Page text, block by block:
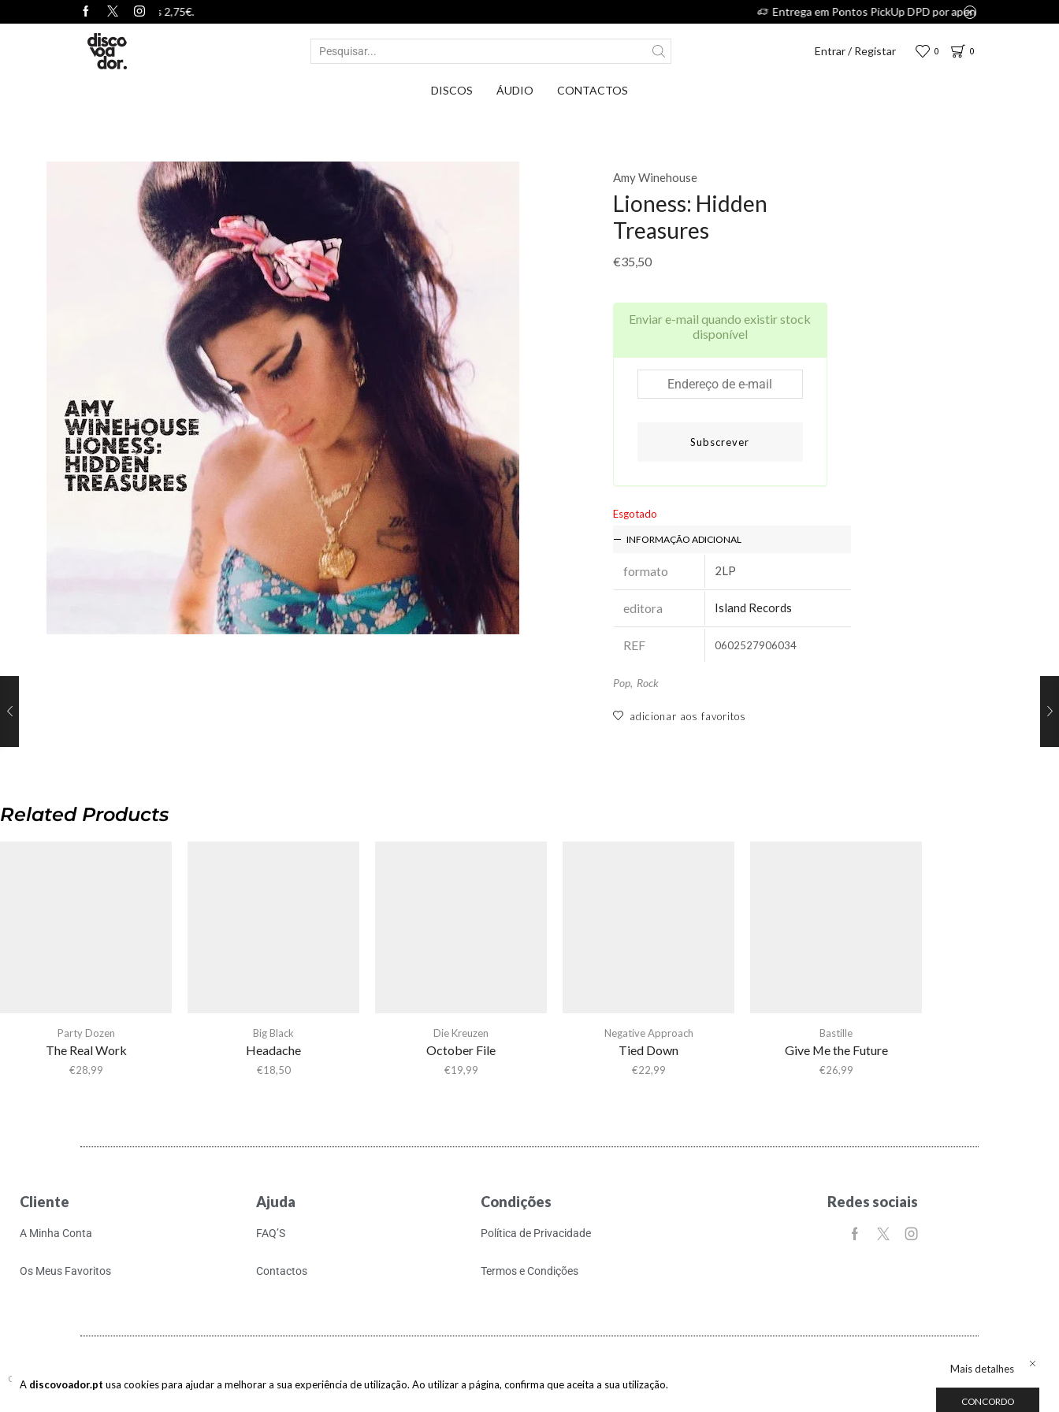
Entrar / Registar 0 0
DISCOS ÁUDIO CONTACTOS
Amy Winehouse
Lioness: Hidden
Treasures
€35,50
Enviar e-mail quando existir stock
disponível
Subscrever
Esgotado
INFORMAÇÃO ADICIONAL
formato 2LP
editora Island Records
REF 0602527906034
Pop, Rock
adicionar aos favoritos
Related Products
Party Dozen
The Real Work
€28,99
Big Black
Headache
€18,50
Die Kreuzen
October File
€19,99
Negative Approach
Tied Down
€22,99
Bastille
Give Me the Future
€26,99
A discovoador.pt usa cookies para ajudar a melhorar a sua experiência de utilização. Ao utilizar a página, confirma que aceita a sua utilização.
Mais detalhes
CONCORDO
Cliente
A Minha Conta
Os Meus Favoritos
Ajuda
FAQ’S
Contactos
Condições
Política de Privacidade
Termos e Condições
Redes sociais
Copyright © 2017-2026 discovoador. Todos os direitos reservados.